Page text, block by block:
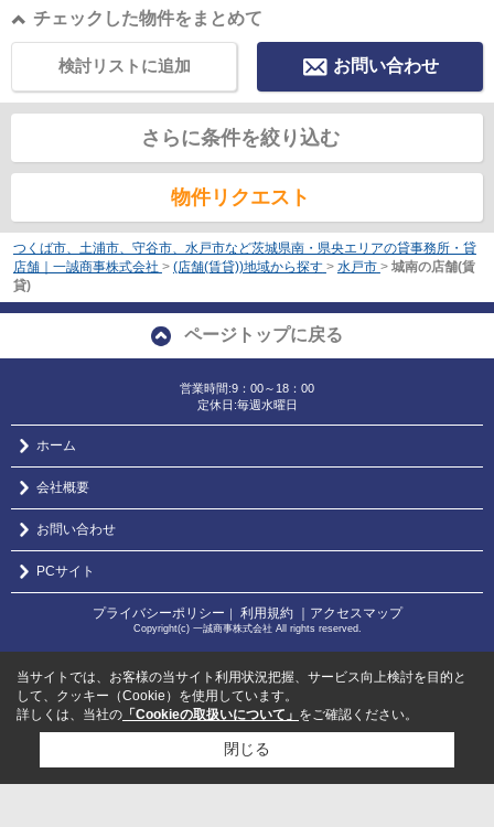
チェックした物件をまとめて
お問い合わせ
検討リストに追加
さらに条件を絞り込む
物件リクエスト
つくば市、土浦市、守谷市、水戸市など茨城県南・県央エリアの貸事務所・貸
店舗｜一誠商事株式会社 > (店舗(賃貸))地域から探す > 水戸市 > 城南の店舗(賃
貸)
ページトップに戻る
営業時間:9：00～18：00
定休日:毎週水曜日
ホーム
会社概要
お問い合わせ
PCサイト
プライバシーポリシー ｜ 利用規約 ｜アクセスマップ
Copyright(c) 一誠商事株式会社 All rights reserved.
当サイトでは、お客様の当サイト利用状況把握、サービス向上検討を目的と
して、クッキー（Cookie）を使用しています。
詳しくは、当社の 「Cookieの取扱いについて」 をご確認ください。
閉じる